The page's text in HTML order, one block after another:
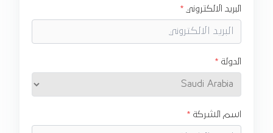
البريد الالكتروني
الدولة
اسم الشركة